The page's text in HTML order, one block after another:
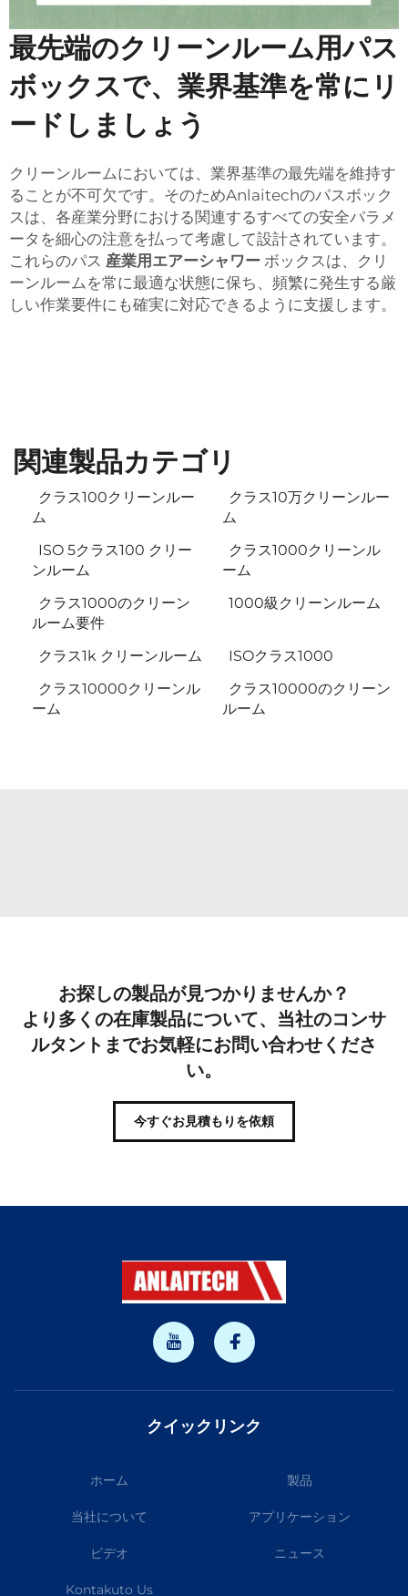
最先端のクリーンルーム用パス
ボックスで、業界基準を常にリ
ードしましょう
クリーンルームにおいては、業界基準の最先端を維持す
ることが不可欠です。そのためAnlaitechのパスボック
スは、各産業分野における関連するすべての安全パラメ
ータを細心の注意を払って考慮して設計されています。
これらのパス 産業用エアーシャワー ボックスは、クリ
ーンルームを常に最適な状態に保ち、頻繁に発生する厳
しい作業要件にも確実に対応できるように支援します。
関連製品カテゴリ
クラス100クリーンルー
ム
クラス10万クリーンルー
ム
ISO 5クラス100 クリー
ンルーム
クラス1000クリーンル
ーム
クラス1000のクリーン
ルーム要件
1000級クリーンルーム
クラス1k クリーンルーム
ISOクラス1000
クラス10000クリーンル
ーム
クラス10000のクリーン
ルーム
お探しの製品が見つかりませんか？
より多くの在庫製品について、当社のコンサ
ルタントまでお気軽にお問い合わせくださ
い。
今すぐお見積もりを依頼
クイックリンク
ホーム 製品
当社について アプリケーション
ビデオ ニュース
Kontakuto Us